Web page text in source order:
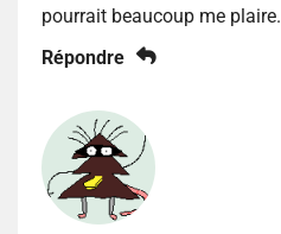
pourrait beaucoup me plaire.
Répondre